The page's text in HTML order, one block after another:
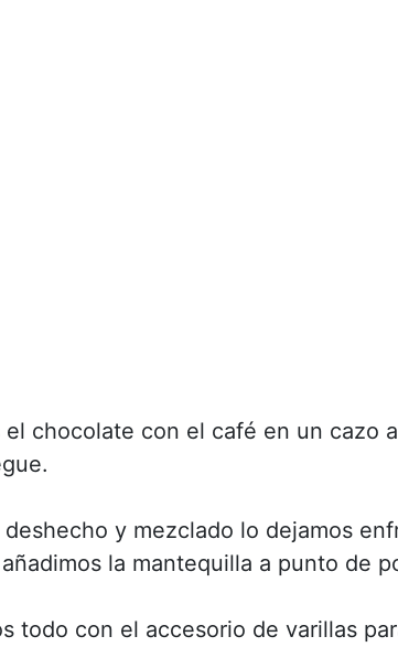
el chocolate con el café en un cazo
y mezclado lo dejamos
la mantequilla a punto de
todo con el accesorio de varillas